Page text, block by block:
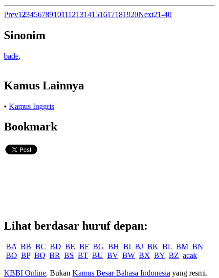
Prev1234567891011121314151617181920Next21-40
Sinonim
bade,
Kamus Lainnya
• Kamus Inggris
Bookmark
Lihat berdasar huruf depan:
BA BB BC BD BE BF BG BH BI BJ BK BL BM BN
BO BP BQ BR BS BT BU BV BW BX BY BZ acak
KBBI Online. Bukan Kamus Besar Bahasa Indonesia yang resmi.